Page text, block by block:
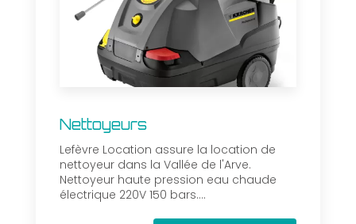
Nettoyeurs
Lefèvre Location assure la location de
nettoyeur dans la Vallée de l'Arve.
Nettoyeur haute pression eau chaude
électrique 220V 150 bars....